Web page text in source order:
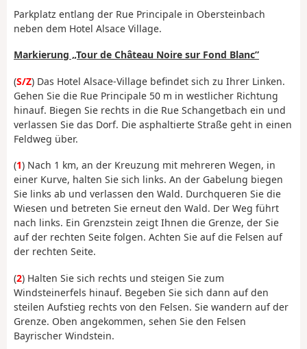
Parkplatz entlang der Rue Principale in Obersteinbach
neben dem Hotel Alsace Village.
Markierung „Tour de Château Noire sur Fond Blanc”
(S/Z) Das Hotel Alsace-Village befindet sich zu Ihrer Linken.
Gehen Sie die Rue Principale 50 m in westlicher Richtung
hinauf. Biegen Sie rechts in die Rue Schangetbach ein und
verlassen Sie das Dorf. Die asphaltierte Straße geht in einen
Feldweg über.
(1) Nach 1 km, an der Kreuzung mit mehreren Wegen, in
einer Kurve, halten Sie sich links. An der Gabelung biegen
Sie links ab und verlassen den Wald. Durchqueren Sie die
Wiesen und betreten Sie erneut den Wald. Der Weg führt
nach links. Ein Grenzstein zeigt Ihnen die Grenze, der Sie
auf der rechten Seite folgen. Achten Sie auf die Felsen auf
der rechten Seite.
(2) Halten Sie sich rechts und steigen Sie zum
Windsteinerfels hinauf. Begeben Sie sich dann auf den
steilen Aufstieg rechts von den Felsen. Sie wandern auf der
Grenze. Oben angekommen, sehen Sie den Felsen
Bayrischer Windstein.